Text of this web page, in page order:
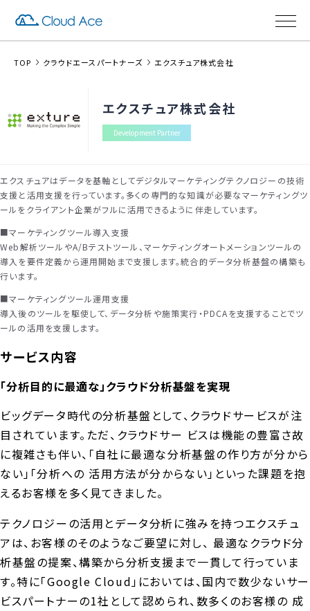
TOP クラウドエースパートナーズ エクスチュア株式会社
エクスチュア株式会社
Development Partner
エクスチュアはデータを基軸としてデジタルマーケティングテクノロジーの技術
支援と活用支援を行っています。多くの専門的な知識が必要なマーケティングツ
ールをクライアント企業がフルに活用できるように伴走しています。
■マーケティングツール導入支援
Web解析ツールやA/Bテストツール、マーケティングオートメーションツールの
導入を要件定義から運用開始まで支援します。統合的データ分析基盤の構築も
行います。
■マーケティングツール運用支援
導入後のツールを駆使して、データ分析や施策実行・PDCAを支援することでツ
ールの活用を支援します。
サービス内容
「分析目的に最適な」クラウド分析基盤を実現
ビッグデータ時代の分析基盤として、クラウドサービスが注
目されています。ただ、クラウドサー ビスは機能の豊富さ故
に複雑さも伴い、「自社に最適な分析基盤の作り方が分から
ない」「分析への 活用方法が分からない」といった課題を抱
えるお客様を多く見てきました。
テクノロジーの活用とデータ分析に強みを持つエクスチュ
アは、お客様のそのようなご要望に対し、 最適なクラウド分
析基盤の提案、構築から分析支援まで一貫して行っていま
す。特に「Google Cloud」においては、国内で数少ないサー
ビスパートナーの1社として認められ、数多くのお客様の 成